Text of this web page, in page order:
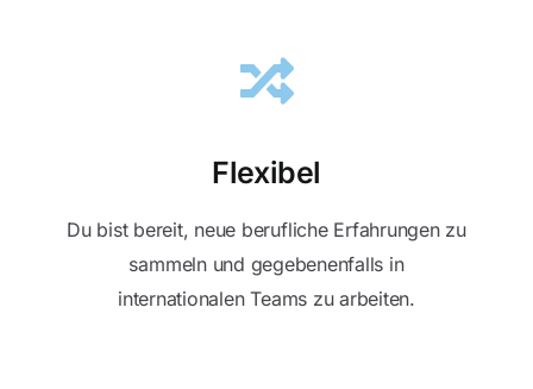
Flexibel
Du bist bereit, neue berufliche Erfahrungen zu
sammeln und gegebenenfalls in
internationalen Teams zu arbeiten.